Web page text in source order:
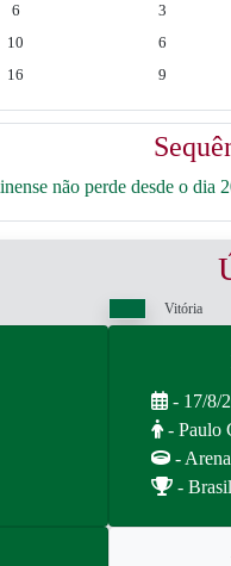
6 3
10 6
16 9
não perde desde o dia
Vitória
- 17/8/
- Paulo
-
-